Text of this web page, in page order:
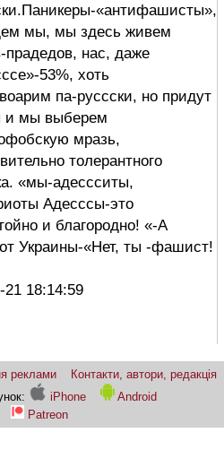
«антифашисты»,
мы, мы здесь живем
прадедов, нас, даже
53%, хоть
па-руссски, но придут
и мы выберем
мразь,
толерантного
«мы-адессситы,
Адесссы-это
и благородно! «-А
Украины-«Нет, ты -фашист!
21 18:14:59
реклами
Контакти, автори, редакція
iPhone
Android
Patreon